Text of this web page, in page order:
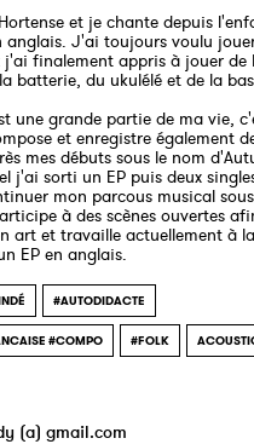
et je chante depuis
anglais. J'ai toujours voulu
finalement appris à jouer de
batterie, du ukulélé et de la
une grande partie de ma vie,
et enregistre également
mes débuts sous le nom
j'ai sorti un EP puis deux
mon parcous musical
à des scènes ouvertes
art et travaille actuellement à la
EP en anglais.
#AUTODIDACTE
#COMPO #FOLK
(a) gmail.com